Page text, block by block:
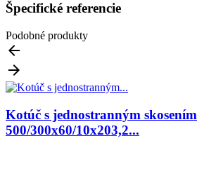
Špecifické referencie
Podobné produkty


Kotúč s jednostranným skosením
500/300x60/10x203,2...